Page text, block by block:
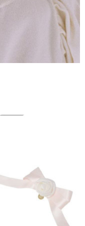
若發現惡意使用之情形，
度並採取法律行動。